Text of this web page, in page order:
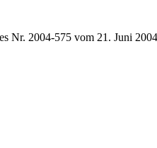
Nr. 2004-575 vom 21. Juni